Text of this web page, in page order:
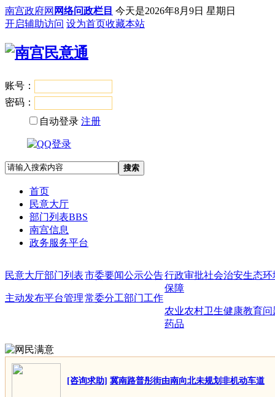
南宫政府网 网络问政栏目 今天是2026年8月9日 星期日
开启辅助访问 设为首页收藏本站
账号：
密码：
自动登录 注册
搜索
首页
民意大厅
部门列表BBS
南宫信息
政务服务平台
民意大厅部门列表
主动发布平台管理
市委要闻公示公告
常委分工部门工作
行政审批社会治安生态环
保障
农业农村卫生健康教育问
药品
[咨询求助] 冀南路普彤街由南向北未规划非机动车道